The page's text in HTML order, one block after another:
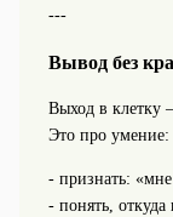
---
Вывод без
Выход в клетку
Это про умение:
- признать:
- понять, откуда